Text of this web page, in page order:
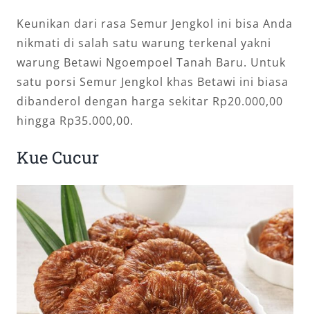
Keunikan dari rasa Semur Jengkol ini bisa Anda
nikmati di salah satu warung terkenal yakni
warung Betawi Ngoempoel Tanah Baru. Untuk
satu porsi Semur Jengkol khas Betawi ini biasa
dibanderol dengan harga sekitar Rp20.000,00
hingga Rp35.000,00.
Kue Cucur